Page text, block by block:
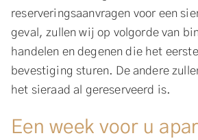
reserveringsaanvragen voor een
geval, zullen wij op volgorde van
handelen en degenen die het
bevestiging sturen. De andere
het sieraad al gereserveerd is.
Een week voor u